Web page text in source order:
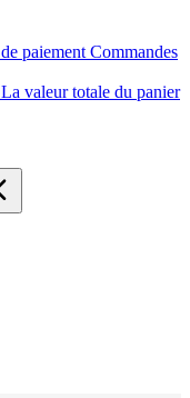
paiement Commandes
valeur totale du panier